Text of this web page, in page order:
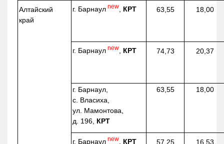
Алтайский
край
г. Барнаул new, КРТ 63,55 18,00
г. Барнаул new, КРТ 74,73 20,37
г. Барнаул,
с. Власиха,
ул. Мамонтова,
д. 196, КРТ
63,55 18,00
г. Барнаул new, КРТ 57,25 16,53